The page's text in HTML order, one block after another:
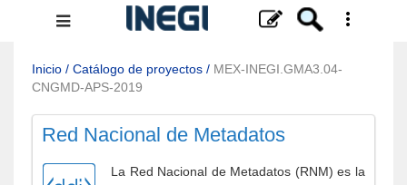
Menú
navegación
Inicio / Catálogo de proyectos / MEX-INEGI.GMA3.04-
CNGMD-APS-2019
Red Nacional de Metadatos
La Red Nacional de Metadatos (RNM) es la